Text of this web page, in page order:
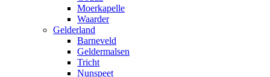
Moerkapelle
Waarder
Gelderland
Barneveld
Geldermalsen
Tricht
Nunspeet